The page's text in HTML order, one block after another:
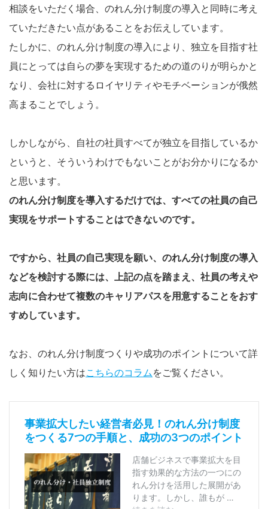
相談をいただく場合、のれん分け制度の導入と同時に考え
ていただきたい点があることをお伝えしています。
たしかに、のれん分け制度の導入により、独立を目指す社
員にとっては自らの夢を実現するための道のりが明らかと
なり、会社に対するロイヤリティやモチベーションが俄然
高まることでしょう。
しかしながら、自社の社員すべてが独立を目指しているか
というと、そういうわけでもないことがお分かりになるか
と思います。
のれん分け制度を導入するだけでは、すべての社員の自己
実現をサポートすることはできないのです。
ですから、社員の自己実現を願い、のれん分け制度の導入
などを検討する際には、上記の点を踏まえ、社員の考えや
志向に合わせて複数のキャリアパスを用意することをおす
すめしています。
なお、のれん分け制度つくりや成功のポイントについて詳
しく知りたい方はこちらのコラムをご覧ください。